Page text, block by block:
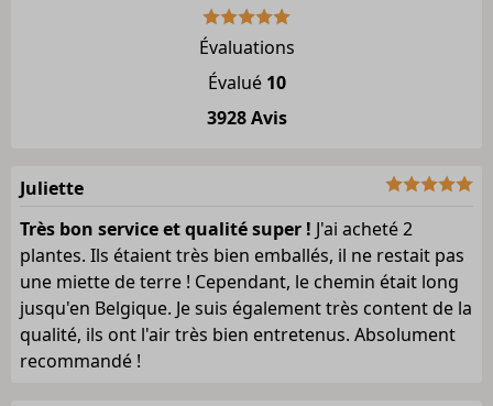
Évaluations
Évalué 10
3928 Avis
Juliette
Très bon service et qualité super ! J'ai acheté 2
plantes. Ils étaient très bien emballés, il ne restait pas
une miette de terre ! Cependant, le chemin était long
jusqu'en Belgique. Je suis également très content de la
qualité, ils ont l'air très bien entretenus. Absolument
recommandé !